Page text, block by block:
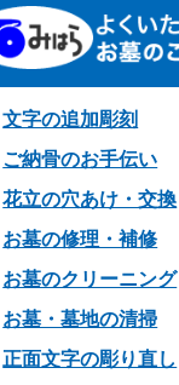
文字の追加彫刻
ご納骨のお手伝い
花立の穴あけ・交換
お墓の修理・補修
お墓のクリーニング
お墓・墓地の清掃
正面文字の彫り直し